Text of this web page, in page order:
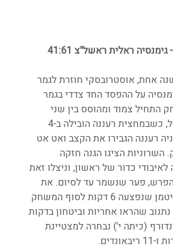
ראלית ראשל"צ 41:61
אחת, אוסטרובסקי חוזרת לגמר
על ההפסד החד צדדי בגמר
התחיל צמוד ומהוסס בין שני
רעננה הגבירו את הקצב ואט אט
הציגו הגנה חזקה
כדור של ראשון, וניצלו זאת
לברוח עד ל-20 הפרש, פער שנשמר עד לסיום. את
מקומה של תמר ברייטמן שנפצעה 6 דקות לסוף המשחק
שהראו אחריות וביטחון בדקות
(כיתה י') נבחרה למצטיינת